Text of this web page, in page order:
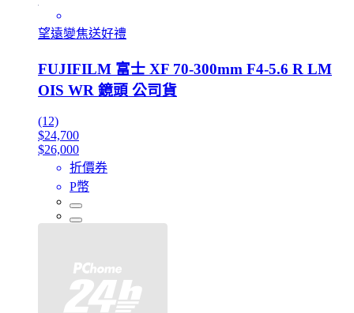
望遠變焦送好禮
FUJIFILM 富士 XF 70-300mm F4-5.6 R LM
OIS WR 鏡頭 公司貨
(12)
$24,700
$26,000
折價券
P幣